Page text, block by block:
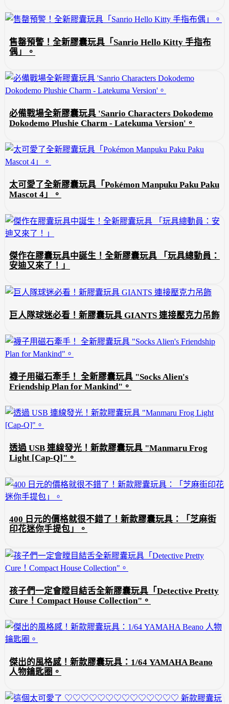
售罄預警！全新膠囊玩具「Sanrio Hello Kitty 手指布
偶」。
必備戰場全新膠囊玩具 'Sanrio Characters Dokodemo
Dokodemo Plushie Charm - Latekuma Version'。
太可愛了全新膠囊玩具「Pokémon Manpuku Paku Paku
Mascot 4」。
傑作在膠囊玩具中誕生！全新膠囊玩具 「玩具總動員：
安迪又來了！」
巨人隊球迷必看！新膠囊玩具 GIANTS 連接壓克力吊飾
襪子用磁石牽手！ 全新膠囊玩具 "Socks Alien's
Friendship Plan for Mankind"。
透過 USB 連線發光！新款膠囊玩具 "Manmaru Frog
Light [Cap-Q]"。
400 日元的價格就很不錯了！新款膠囊玩具：「芝麻街
印花迷你手提包」。
孩子們一定會瞠目結舌全新膠囊玩具「Detective Pretty
Cure！Compact House Collection"。
傑出的風格感！新款膠囊玩具：1/64 YAMAHA Beano
人物鑰匙圈。